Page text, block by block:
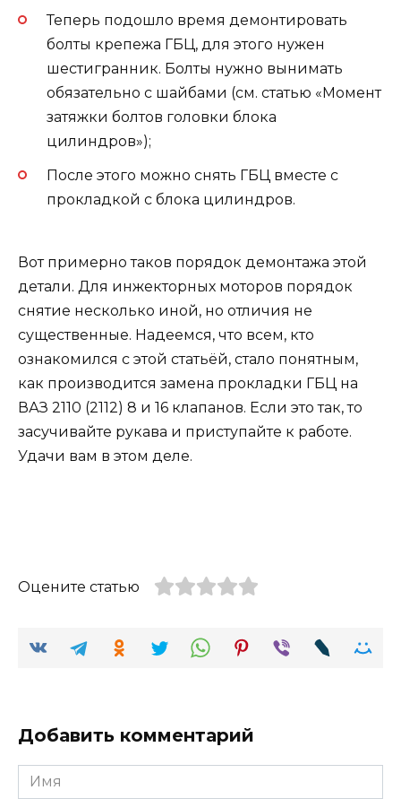
Теперь подошло время демонтировать
болты крепежа ГБЦ, для этого нужен
шестигранник. Болты нужно вынимать
обязательно с шайбами (см. статью «Момент
затяжки болтов головки блока
цилиндров»);
После этого можно снять ГБЦ вместе с
прокладкой с блока цилиндров.
Вот примерно таков порядок демонтажа этой
детали. Для инжекторных моторов порядок
снятие несколько иной, но отличия не
существенные. Надеемся, что всем, кто
ознакомился с этой статьёй, стало понятным,
как производится замена прокладки ГБЦ на
ВАЗ 2110 (2112) 8 и 16 клапанов. Если это так, то
засучивайте рукава и приступайте к работе.
Удачи вам в этом деле.
Оцените статью
Добавить комментарий
Имя